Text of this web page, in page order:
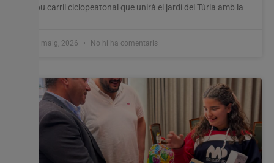
nou carril ciclopeatonal que unirà el jardí del Túria amb la
28 maig, 2026 No hi ha comentaris